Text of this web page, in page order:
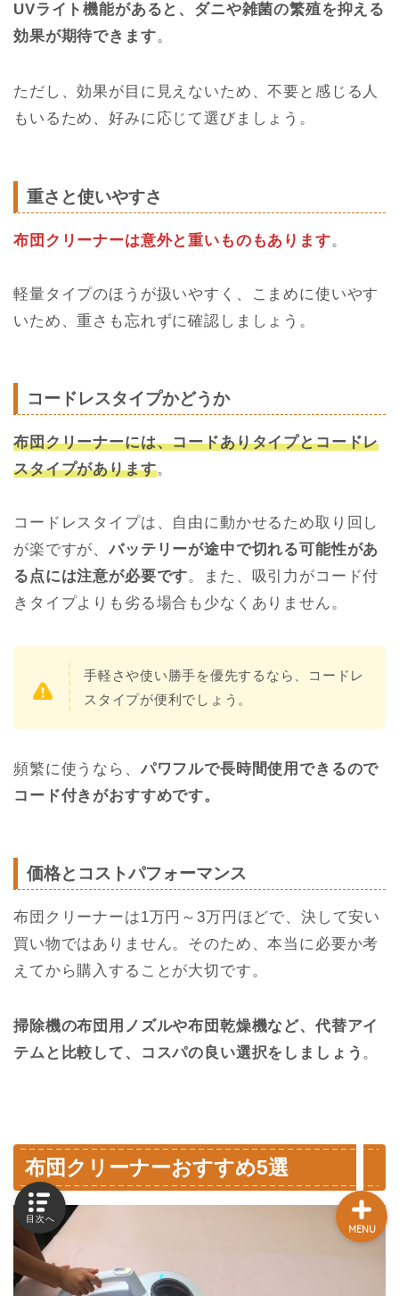
UVライト機能があると、ダニや雑菌の繁殖を抑える
効果が期待できます。
ただし、効果が目に見えないため、不要と感じる人
もいるため、好みに応じて選びましょう。
重さと使いやすさ
布団クリーナーは意外と重いものもあります。
軽量タイプのほうが扱いやすく、こまめに使いやす
いため、重さも忘れずに確認しましょう。
コードレスタイプかどうか
布団クリーナーには、コードありタイプとコードレ
スタイプがあります。
コードレスタイプは、自由に動かせるため取り回し
が楽ですが、バッテリーが途中で切れる可能性があ
る点には注意が必要です。また、吸引力がコード付
きタイプよりも劣る場合も少なくありません。
手軽さや使い勝手を優先するなら、コードレ
スタイプが便利でしょう。
頻繁に使うなら、 パワフルで長時間使用できるので
コード付きがおすすめです。
価格とコストパフォーマンス
布団クリーナーは1万円～3万円ほどで、決して安い
買い物ではありません。そのため、本当に必要か考
えてから購入することが大切です。
掃除機の布団用ノズルや布団乾燥機など、代替アイ
テムと比較して、コスパの良い選択をしましょう 。
布団クリーナーおすすめ5選
MENU
子育て
目次へ